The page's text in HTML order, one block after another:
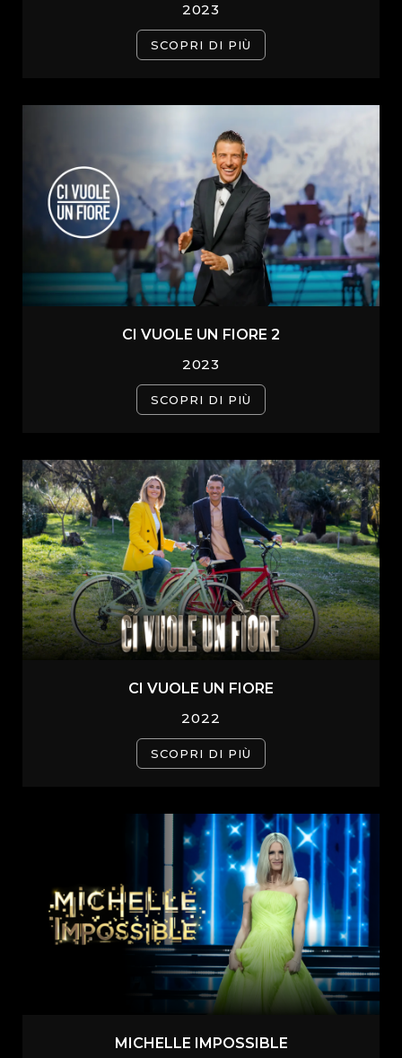
2023
SCOPRI DI PIÙ
CI VUOLE UN FIORE 2
2023
SCOPRI DI PIÙ
CI VUOLE UN FIORE
2022
SCOPRI DI PIÙ
MICHELLE IMPOSSIBLE